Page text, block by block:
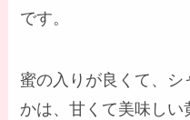
です。
蜜の入りが良くて、シ
かは、甘くて美味しい